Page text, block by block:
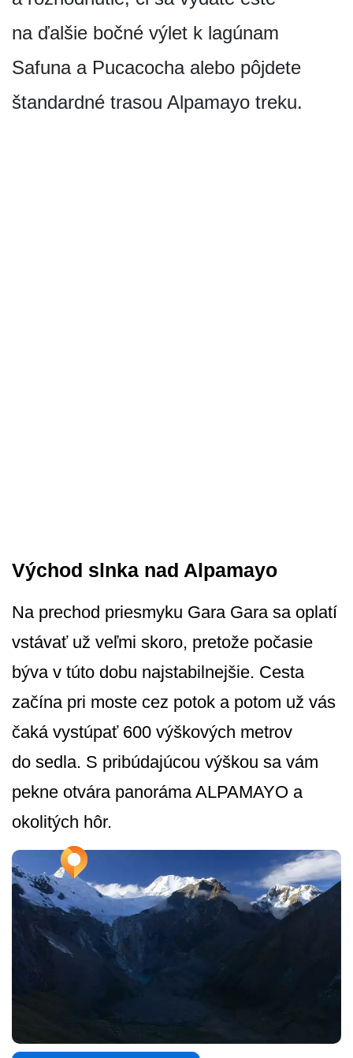
na ďalšie bočné výlet k lagúnam
Safuna a Pucacocha alebo pôjdete
štandardné trasou Alpamayo treku.
Východ slnka nad Alpamayo
Na prechod priesmyku Gara Gara sa oplatí
vstávať už veľmi skoro, pretože počasie
býva v túto dobu najstabilnejšie. Cesta
začína pri moste cez potok a potom už vás
čaká vystúpať 600 výškových metrov
do sedla. S pribúdajúcou výškou sa vám
pekne otvára panoráma ALPAMAYO a
okolitých hôr.